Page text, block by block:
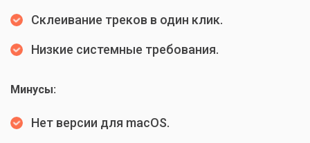
Склеивание треков в один клик.
Низкие системные требования.
Минусы:
Нет версии для macOS.